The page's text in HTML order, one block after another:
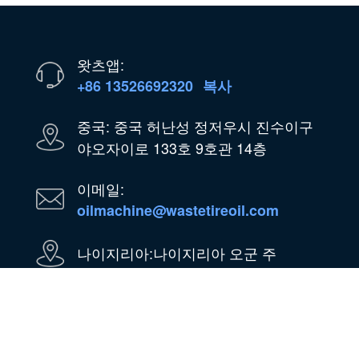
왓츠앱:
+86 13526692320 복사
중국: 중국 허난성 정저우시 진수이구
야오자이로 133호 9호관 14층
이메일:
oilmachine@wastetireoil.com
나이지리아:나이지리아 오군 주